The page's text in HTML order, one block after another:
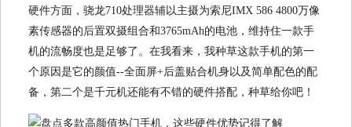
硬件方面，骁龙710处理器辅以主摄为索尼IMX 586 4800万像
素传感器的后置双摄组合和3765mAh的电池，维持住一款手
机的流畅度也是足够了。在我看来，我种草这款手机的第一
个原因是它的颜值--全面屏+后盖贴合机身以及简单配色的配
备，第二个是千元机还能有不错的硬件搭配，种草给你吧！